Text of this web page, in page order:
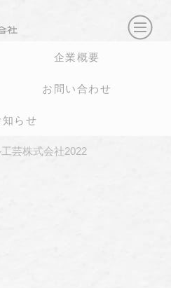
企業概要
お問い合わせ
知らせ
芸株式会社2022